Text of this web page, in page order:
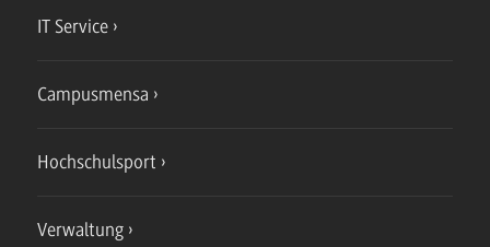
IT Service
Campusmensa
Hochschulsport
Verwaltung